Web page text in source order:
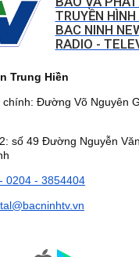
TRUYỀN
BAC NINH
RADIO -
Trung Hiền
chính: Đường Võ Nguyên
Đường Nguyễn Văn
0204 - 3854404